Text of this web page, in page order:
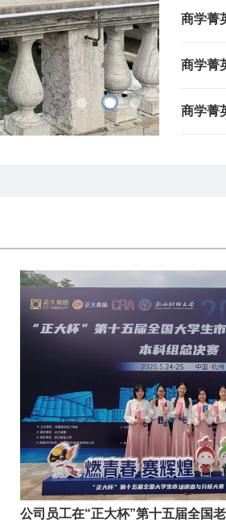
商学菁
商学菁
商学菁
公司员工在“正大杯”第十五届全国